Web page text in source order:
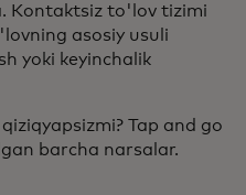
Kontaktsiz to'lov tizimi
asosiy usuli
yoki keyinchalik
Tap and go
barcha narsalar.